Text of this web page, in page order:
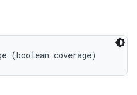
(boolean coverage)